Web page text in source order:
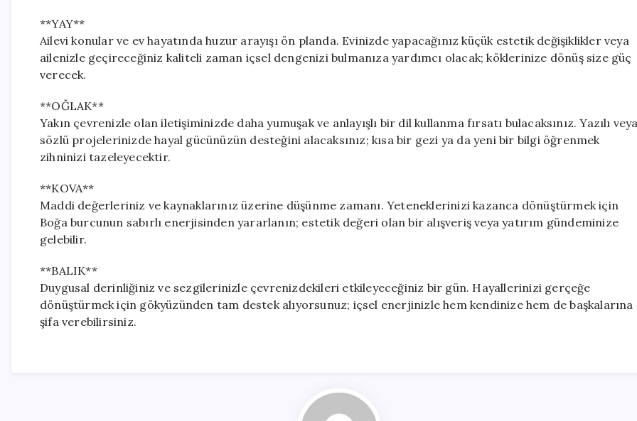
**YAY**
Ailevi konular ve ev hayatında huzur arayışı ön planda. Evinizde yapacağınız küçük estetik değişiklikler veya
ailenizle geçireceğiniz kaliteli zaman içsel dengenizi bulmanıza yardımcı olacak; köklerinize dönüş size güç
verecek.
**OĞLAK**
Yakın çevrenizle olan iletişiminizde daha yumuşak ve anlayışlı bir dil kullanma fırsatı bulacaksınız. Yazılı
sözlü projelerinizde hayal gücünüzün desteğini alacaksınız; kısa bir gezi ya da yeni bir bilgi öğrenmek
zihninizi tazeleyecektir.
**KOVA**
Maddi değerleriniz ve kaynaklarınız üzerine düşünme zamanı. Yeteneklerinizi kazanca dönüştürmek için
Boğa burcunun sabırlı enerjisinden yararlanın; estetik değeri olan bir alışveriş veya yatırım gündeminize
gelebilir.
**BALIK**
Duygusal derinliğiniz ve sezgilerinizle çevrenizdekileri etkileyeceğiniz bir gün. Hayallerinizi gerçeğe
dönüştürmek için gökyüzünden tam destek alıyorsunuz; içsel enerjinizle hem kendinize hem de başkalarına
şifa verebilirsiniz.